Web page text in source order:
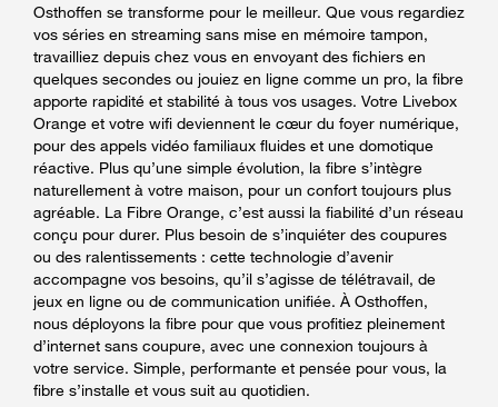
Osthoffen se transforme pour le meilleur. Que vous regardiez
vos séries en streaming sans mise en mémoire tampon,
travailliez depuis chez vous en envoyant des fichiers en
quelques secondes ou jouiez en ligne comme un pro, la fibre
apporte rapidité et stabilité à tous vos usages. Votre Livebox
Orange et votre wifi deviennent le cœur du foyer numérique,
pour des appels vidéo familiaux fluides et une domotique
réactive. Plus qu’une simple évolution, la fibre s’intègre
naturellement à votre maison, pour un confort toujours plus
agréable. La Fibre Orange, c’est aussi la fiabilité d’un réseau
conçu pour durer. Plus besoin de s’inquiéter des coupures
ou des ralentissements : cette technologie d’avenir
accompagne vos besoins, qu’il s’agisse de télétravail, de
jeux en ligne ou de communication unifiée. À Osthoffen,
nous déployons la fibre pour que vous profitiez pleinement
d’internet sans coupure, avec une connexion toujours à
votre service. Simple, performante et pensée pour vous, la
fibre s’installe et vous suit au quotidien.